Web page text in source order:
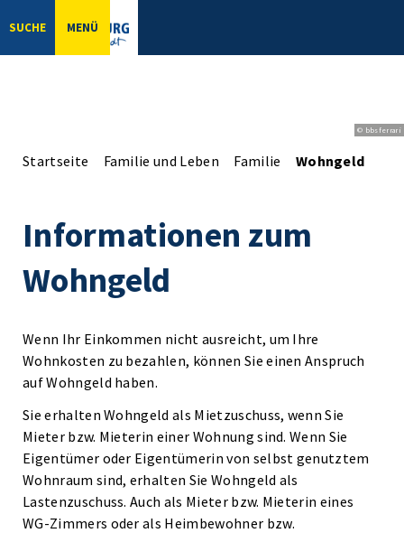
SUCHE MENÜ
© bbsferrari
Startseite Familie und Leben Familie Wohngeld
Informationen zum
Wohngeld
Wenn Ihr Einkommen nicht ausreicht, um Ihre
Wohnkosten zu bezahlen, können Sie einen Anspruch
auf Wohngeld haben.
Sie erhalten Wohngeld als Mietzuschuss, wenn Sie
Mieter bzw. Mieterin einer Wohnung sind. Wenn Sie
Eigentümer oder Eigentümerin von selbst genutztem
Wohnraum sind, erhalten Sie Wohngeld als
Lastenzuschuss. Auch als Mieter bzw. Mieterin eines
WG-Zimmers oder als Heimbewohner bzw.